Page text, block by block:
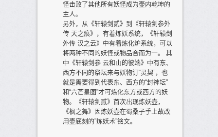
怪击败了其他所有妖怪成为壶内乾坤的
主人。
另外，从《轩辕剑贰》到《轩辕剑参外
传 天之痕》，有着炼妖系统，《轩辕剑
外传 汉之云》中有着炼化炉系统，可以
将两种不同的妖怪或物品合而为一。 其
中《轩辕剑参 云和山的彼端》中有东、
西方不同的祭坛来与妖物订“灵契”，也
就是需要得到代表东、西方的“封神坛”
和“六芒星图”才可炼化东方或西方的妖
物。《轩辕剑贰》首次出现炼妖壶，
《枫之舞》因炼妖壶在蜀桑子手上故改
用壶底刻的”炼妖术”铭文。